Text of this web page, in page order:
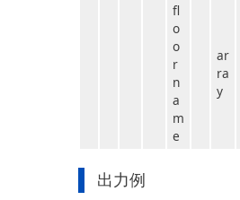
fl
o
o
r
n
a
m
e
ar
ra
y
出力例